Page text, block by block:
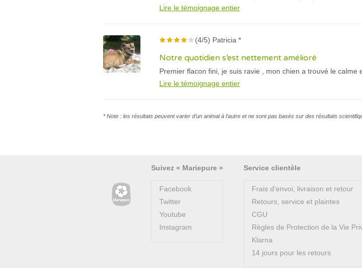
Lire le témoignage entier
(4/5) Patricia *
Notre quotidien s’est nettement amélioré
Premier flacon fini, je suis ravie , mon chien a trouvé le calme
Lire le témoignage entier
* Note : les résultats peuvent varier d’un animal à l’autre et ne sont pas basés sur des résultats
Suivez « Mariepure »
Facebook
Twitter
Youtube
Instagram
Service clientèle
Frais d’envoi, livraison et retour
Retours, service et plaintes
CGU
Règles de Protection de la Vie
Klarna
14 jours pour les retours